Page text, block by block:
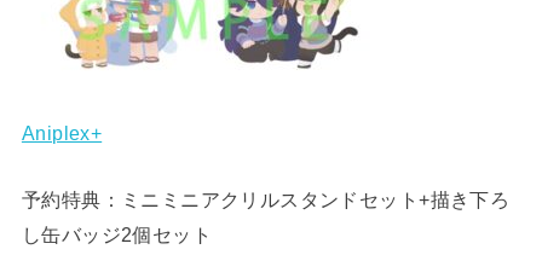
Aniplex+
予約特典：ミニミニアクリルスタンドセット+描き下ろ
し缶バッジ2個セット